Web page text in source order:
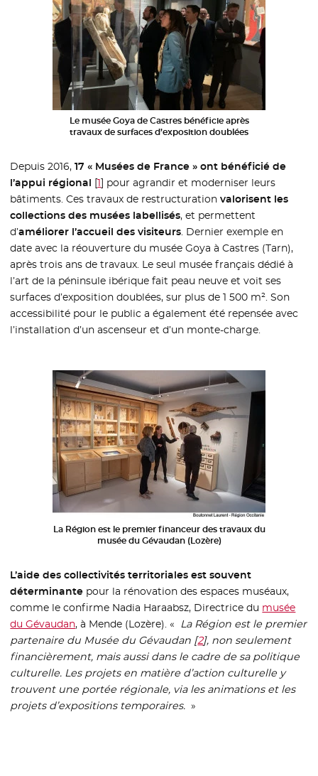
Le musée Goya de Castres bénéficie après
travaux de surfaces d’exposition doublées
Depuis 2016,17 « Musées de France »ont bénéficié de
l’appui régional [1] pour agrandir et moderniser leurs
bâtiments. Ces travaux de restructurationvalorisent les
collections des musées labellisés, et permettent
d’améliorer l’accueil des visiteurs. Dernier exemple en
date avec la réouverture du musée Goya à Castres (Tarn),
après trois ans de travaux. Le seul musée français dédié à
l’art de la péninsule ibérique fait peau neuve et voit ses
surfaces d’exposition doublées, sur plus de 1 500 m². Son
accessibilité pour le public a également été repensée avec
l’installation d’un ascenseur et d’un monte-charge.
La Région est le premier financeur des travaux du
musée du Gévaudan (Lozère)
L’aide des collectivités territoriales est souvent
déterminante pour la rénovation des espaces muséaux,
comme le confirme Nadia Haraabsz, Directrice du musée
du Gévaudan- Nouvelle fenêtre
, à Mende (Lozère). « La Région est le premier
partenaire du Musée du Gévaudan [2], non seulement
financièrement, mais aussi dans le cadre de sa politique
culturelle. Les projets en matière d’action culturelle y
trouvent une portée régionale, via les animations et les
projets d’expositions temporaires. »